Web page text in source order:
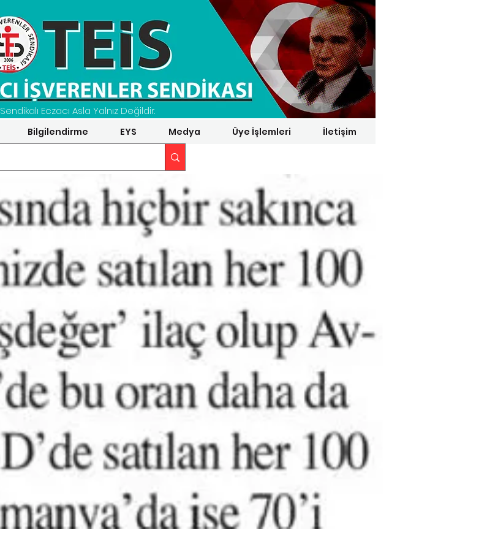
Sendikalı Eczacı Asla Yalnız Değildir.
Bilgilendirme EYS Medya Üye İşlemleri İletişim